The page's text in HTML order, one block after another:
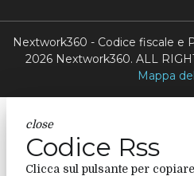
Nextwork360 - Codice fiscale e
2026 Nextwork360. ALL
Mappa
close
Codice Rss
Clicca sul pulsante per